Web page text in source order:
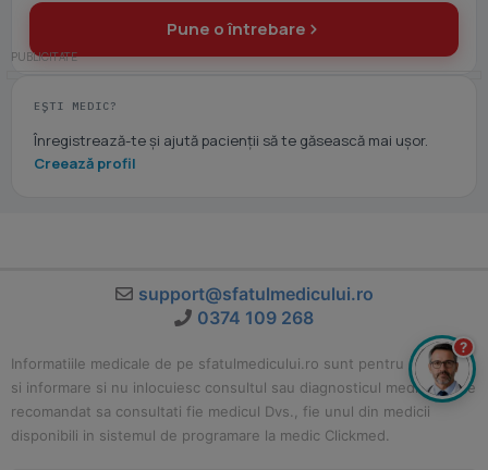
Pune o întrebare
EȘTI MEDIC?
Înregistrează-te și ajută pacienții să te găsească mai ușor.
Creează profil
support@sfatulmedicului.ro
0374 109 268
Informatiile medicale de pe sfatulmedicului.ro sunt pentru educatie
si informare si nu inlocuiesc consultul sau diagnosticul medical. Este
recomandat sa consultati fie medicul Dvs., fie unul din medicii
disponibili in sistemul de programare la medic Clickmed.
?